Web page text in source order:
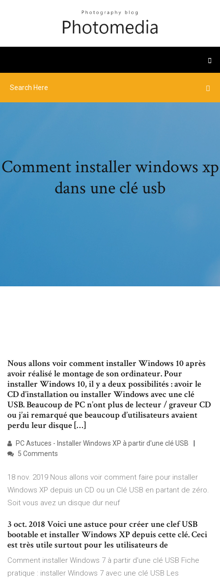
Comment installer windows xp
dans une clé usb
Nous allons voir comment installer Windows 10 après
avoir réalisé le montage de son ordinateur. Pour
installer Windows 10, il y a deux possibilités : avoir le
CD d’installation ou installer Windows avec une clé
USB. Beaucoup de PC n’ont plus de lecteur / graveur CD
ou j’ai remarqué que beaucoup d’utilisateurs avaient
perdu leur disque […]
PC Astuces - Installer Windows XP à partir d'une clé USB
5 Comments
18 nov. 2019 Nous allons voir comment faire pour installer
Windows XP depuis un CD ou un Clé USB en partant de zéro.
Soit vous avez un disque dur neuf
3 oct. 2018 Voici une astuce pour créer une clef USB
bootable et installer Windows XP depuis cette clé. Ceci
est très utile surtout pour les utilisateurs de
Comment installer Windows 7 à partir d'une clé USB Fiche
pratique : installer Windows 7 avec une clé USB Les